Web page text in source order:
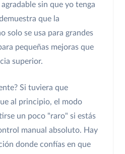
sin que yo tenga
que la
solo se usa para grandes
pequeñas mejoras que
superior.
Si tuviera que
al principio, el modo
un poco "raro" si estás
manual absoluto. Hay
donde confías en que